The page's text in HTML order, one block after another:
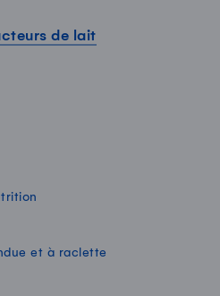
de lait
et à raclette